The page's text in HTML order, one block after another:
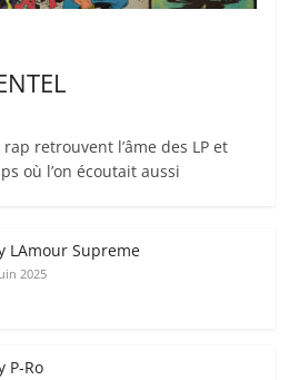
retrouvent l’âme des LP et
où l’on écoutait aussi
LAmour Supreme
2025
P‑Ro